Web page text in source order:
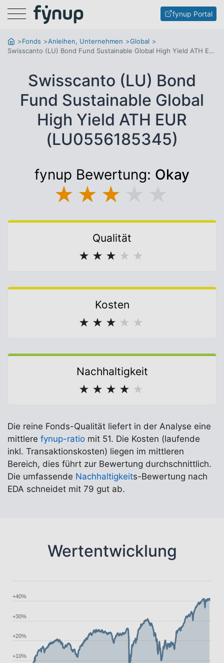
Menu fynup Portal
Fonds Anleihen, Unternehmen
Global
Swisscanto (LU) Bond Fund Sustainable Global High Yield ATH EUR
Swisscanto (LU) Bond
Fund Sustainable Global
High Yield ATH EUR
(LU0556185345)
fynup Bewertung: Okay
★ ★ ★
Qualität
★ ★ ★ ★ ★
Kosten
★ ★ ★ ★ ★
Nachhaltigkeit
★ ★ ★ ★ ★
Die reine Fonds-Qualität liefert in der Analyse eine
mittlere fynup-ratio mit 51. Die Kosten (laufende
inkl. Transaktionskosten) liegen im mittleren
Bereich, dies führt zur Bewertung durchschnittlich.
Die umfassende Nachhaltigkeits-Bewertung nach
EDA schneidet mit 79 gut ab.
Wertentwicklung
+10%
+20%
+30%
+40%